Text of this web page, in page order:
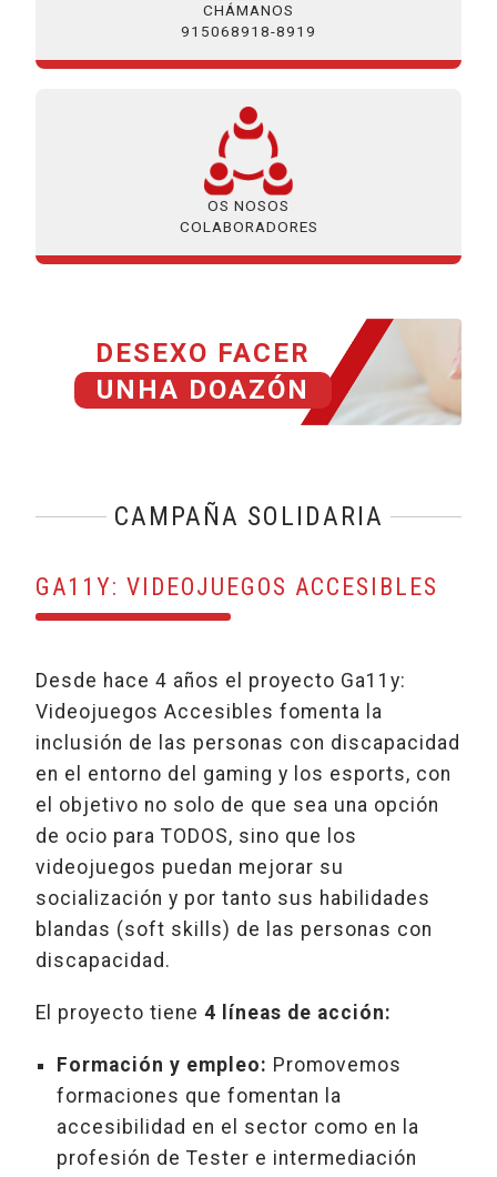
CHÁMANOS
915068918-8919
OS NOSOS
COLABORADORES
DESEXO FACER
UNHA DOAZÓN
CAMPAÑA SOLIDARIA
GA11Y: VIDEOJUEGOS ACCESIBLES
Desde hace 4 años el proyecto Ga11y:
Videojuegos Accesibles fomenta la
inclusión de las personas con discapacidad
en el entorno del gaming y los esports, con
el objetivo no solo de que sea una opción
de ocio para TODOS, sino que los
videojuegos puedan mejorar su
socialización y por tanto sus habilidades
blandas (soft skills) de las personas con
discapacidad.
El proyecto tiene 4 líneas de acción:
Formación y empleo: Promovemos
formaciones que fomentan la
accesibilidad en el sector como en la
profesión de Tester e intermediación